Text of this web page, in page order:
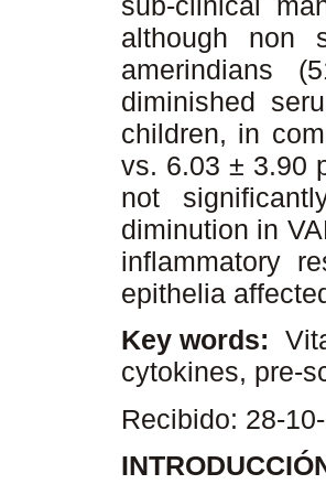
although non
amerindians
diminished
children, in
vs. 6.03 ± 3.90
not
diminution in
inflammatory
epithelia
Key words:
cytokines, pre-
Recibido: 28-